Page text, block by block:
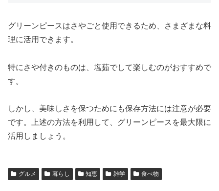
グリーンピースはさやごと使用できるため、さまざまな料
理に活用できます。
特にさや付きのものは、塩茹でして楽しむのがおすすめで
す。
しかし、美味しさを保つためにも保存方法には注意が必要
です。上述の方法を利用して、グリーンピースを最大限に
活用しましょう。
グルメ 暮らし 知恵 雑学 食べ物